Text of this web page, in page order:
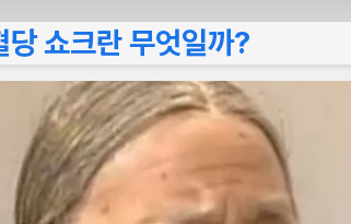
쇼크란 무엇일까?